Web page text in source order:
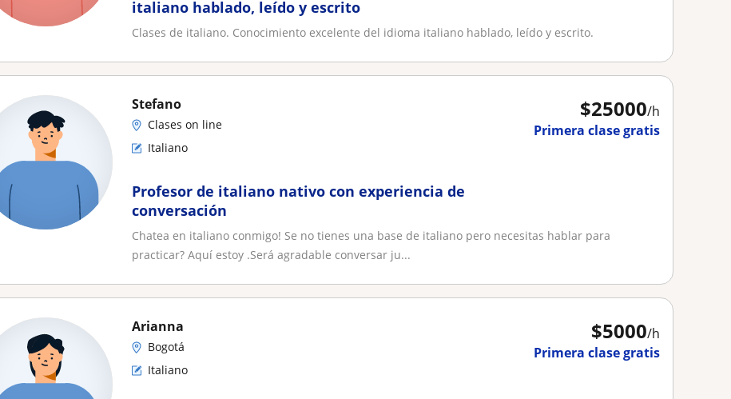
italiano hablado, leído y escrito
Clases de italiano. Conocimiento excelente del idioma italiano hablado, leído y escrito.
$25000/h
Primera clase gratis
Stefano
Clases on line
Italiano
Profesor de italiano nativo con experiencia de
conversación
Chatea en italiano conmigo! Se no tienes una base de italiano pero necesitas hablar para
practicar? Aquí estoy .Será agradable conversar ju...
$5000/h
Primera clase gratis
Arianna
Bogotá
Italiano